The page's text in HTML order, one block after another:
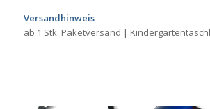
Versandhinweis
ab 1 Stk. Paketversand |